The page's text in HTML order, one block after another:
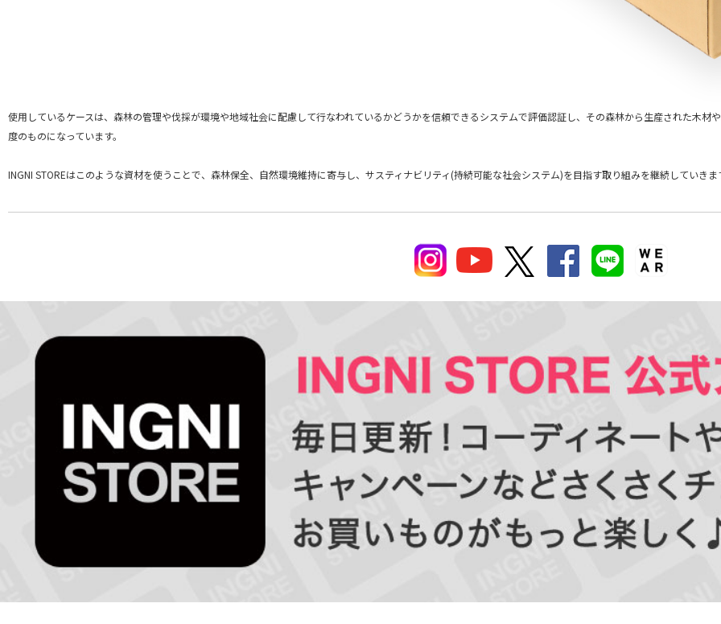
使用しているケースは、森林の管理や伐採が環境や地域社会に配慮して行なわれているかどうかを信頼できるシステムで評価認証し、その森林から生産された木
度のものになっています。
INGNI STOREはこのような資材を使うことで、森林保全、自然環境維持に寄与し、サスティナビリティ(持続可能な社会システム)を目指す取り組みを継続していきま